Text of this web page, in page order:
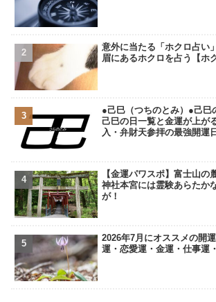
意外に当たる「ホクロ占い
眉にあるホクロを占う【ホ
●己巳（つちのとみ）●己巳
己巳の日一覧と金運が上が
入・弁財天参拝の最強開運日
【金運パワスポ】富士山の
神社本宮には霊験あらたか
が！
2026年7月にオススメの開
運・恋愛運・金運・仕事運